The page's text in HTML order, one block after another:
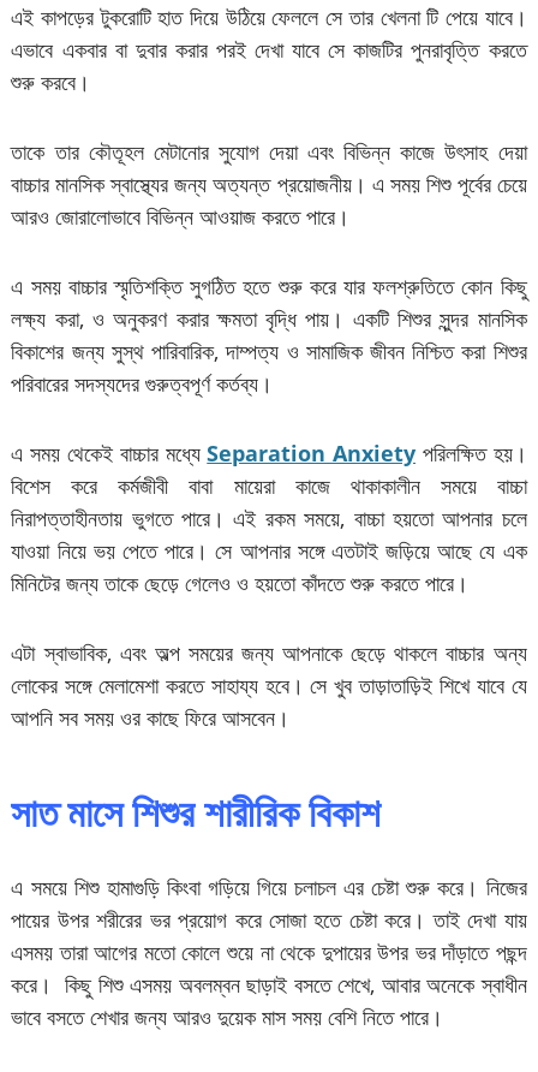
এই কাপড়ের টুকরোটি হাত দিয়ে উঠিয়ে ফেললে সে তার খেলনা টি পেয়ে যাবে।
এভাবে একবার বা দুবার করার পরই দেখা যাবে সে কাজটির পুনরাবৃত্তি করতে
শুরু করবে।
তাকে তার কৌতূহল মেটানোর সুযোগ দেয়া এবং বিভিন্ন কাজে উৎসাহ দেয়া
বাচ্চার মানসিক স্বাস্থ্যের জন্য অত্যন্ত প্রয়োজনীয়। এ সময় শিশু পূর্বের চেয়ে
আরও জোরালোভাবে বিভিন্ন আওয়াজ করতে পারে।
এ সময় বাচ্চার স্মৃতিশক্তি সুগঠিত হতে শুরু করে যার ফলশ্রুতিতে কোন কিছু
লক্ষ্য করা, ও অনুকরণ করার ক্ষমতা বৃদ্ধি পায়। একটি শিশুর সুন্দর মানসিক
বিকাশের জন্য সুস্থ পারিবারিক, দাম্পত্য ও সামাজিক জীবন নিশ্চিত করা শিশুর
পরিবারের সদস্যদের গুরুত্বপূর্ণ কর্তব্য।
এ সময় থেকেই বাচ্চার মধ্যেSeparation Anxiety পরিলক্ষিত হয়।
বিশেস করে কর্মজীবী বাবা মায়েরা কাজে থাকাকালীন সময়ে বাচ্চা
নিরাপত্তাহীনতায় ভুগতে পারে। এই রকম সময়ে, বাচ্চা হয়তো আপনার চলে
যাওয়া নিয়ে ভয় পেতে পারে। সে আপনার সঙ্গে এতটাই জড়িয়ে আছে যে এক
মিনিটের জন্য তাকে ছেড়ে গেলেও ও হয়তো কাঁদতে শুরু করতে পারে।
এটা স্বাভাবিক, এবং অল্প সময়ের জন্য আপনাকে ছেড়ে থাকলে বাচ্চার অন্য
লোকের সঙ্গে মেলামেশা করতে সাহায্য হবে। সে খুব তাড়াতাড়িই শিখে যাবে যে
আপনি সব সময় ওর কাছে ফিরে আসবেন।
সাত মাসে শিশুর শারীরিক বিকাশ
এ সময়ে শিশু হামাগুড়ি কিংবা গড়িয়ে গিয়ে চলাচল এর চেষ্টা শুরু করে। নিজের
পায়ের উপর শরীরের ভর প্রয়োগ করে সোজা হতে চেষ্টা করে। তাই দেখা যায়
এসময় তারা আগের মতো কোলে শুয়ে না থেকে দুপায়ের উপর ভর দাঁড়াতে পছন্দ
করে। কিছু শিশু এসময় অবলম্বন ছাড়াই বসতে শেখে, আবার অনেকে স্বাধীন
ভাবে বসতে শেখার জন্য আরও দুয়েক মাস সময় বেশি নিতে পারে।